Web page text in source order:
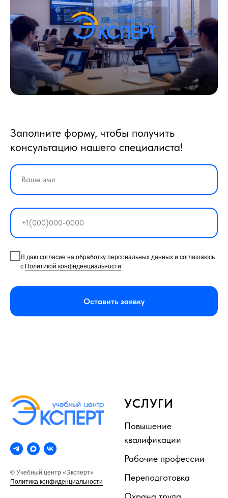
Заполните форму, чтобы получить
консультацию нашего специалиста!
Я даю согласие на обработку персональных данных и соглашаюсь
с Политикой конфиденциальности
Оставить заявку
© Учебный центр «Эксперт»
Политика конфиденциальности
УСЛУГИ
Повышение
квалификации
Рабочие профессии
Переподготовка